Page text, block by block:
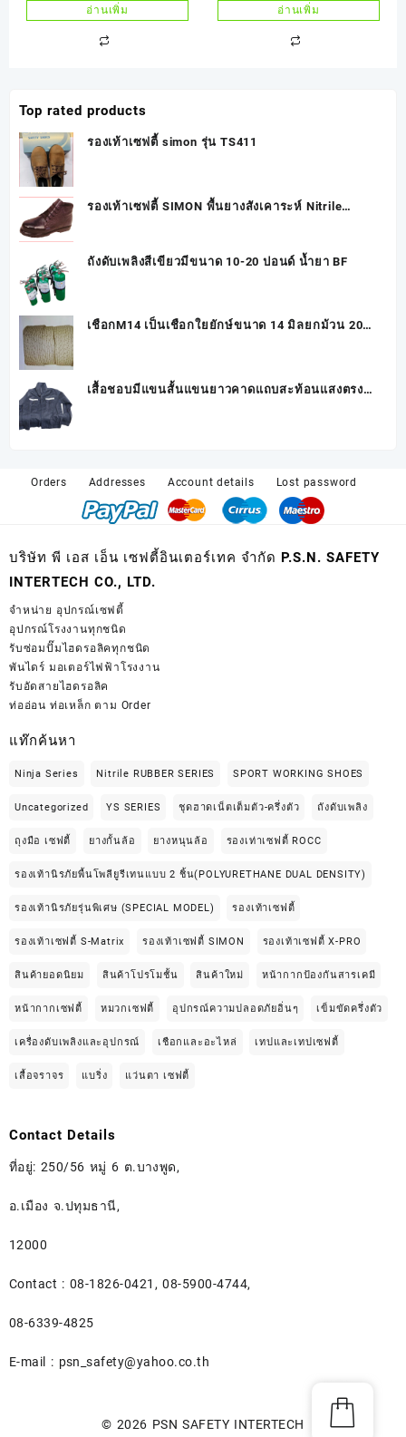
ยึด 2 จุดรุ่น A-SAFE
อ่านเพิ่ม
เลื่อนรุ่น W1
อ่านเพิ่ม
Top rated products
รองเท้าเซฟตี้ simon รุ่น TS411
รองเท้าเซฟตี้ SIMON พื้นยางสังเคาระห์ Nitrile
ถังดับเพลิงสีเขียวมีขนาด 10-20 ปอนด์ น้ำยา BF
เชือกM14 เป็นเชือกใยยักษ์ขนาด 14 มิลยกม้วน 200
เสื้อชอบมีแขนสั้นแขนยาวคาดแถบสะท้อนแสงตรง
Orders Addresses Account details Lost password
บริษัท พี เอส เอ็น เซฟตี้อินเตอร์เทค จำกัด P.S.N. SAFETY
INTERTECH CO., LTD.
จำหน่าย อุปกรณ์เซฟตี้
อุปกรณ์โรงงานทุกชนิด
รับซ่อมปั๊มไฮดรอลิคทุกชนิด
พันไดร์ มอเตอร์ไฟฟ้าโรงงาน
รับอัดสายไฮดรอลิค
ท่ออ่อน ท่อเหล็ก ตาม Order
แท๊กค้นหา
Ninja Series Nitrile RUBBER SERIES SPORT WORKING SHOES
Uncategorized YS SERIES ชุดฮาดเน็ตเต็มตัว-ครึ่งตัว ถังดับเพลิง
ถุงมือ เซฟตี้ ยางกั้นล้อ ยางหนุนล้อ รองเท่าเซฟตี้ ROCC
รองเท้านิรภัยพื้นโพลียูรีเทนแบบ 2 ชิ้น(POLYURETHANE DUAL DENSITY)
รองเท้านิรภัยรุ่นพิเศษ (SPECIAL MODEL) รองเท้าเซฟตี้
รองเท้าเซฟตี้ S-Matrix รองเท้าเซฟตี้ SIMON รองเท้าเซฟตี้ X-PRO
สินค้ายอดนิยม สินค้าโปรโมชั้น สินค้าใหม่ หน้ากากป้องกันสารเคมี
หน้ากากเซฟตี้ หมวกเซฟตี้ อุปกรณ์ความปลอดภัยอิ่นๆ เข็มขัดครึ่งตัว
เครื่องดับเพลิงและอุปกรณ์ เชือกและอะไหล่ เทปและเทปเซฟตี้
เสื้อจราจร แบริ่ง แว่นตา เซฟตี้
Contact Details
ที่อยู่: 250/56 หมู่ 6 ต.บางพูด,
อ.เมือง จ.ปทุมธานี,
12000
Contact : 08-1826-0421, 08-5900-4744,
08-6339-4825
E-mail : psn_safety@yahoo.co.th
© 2026 PSN SAFETY INTERTECH